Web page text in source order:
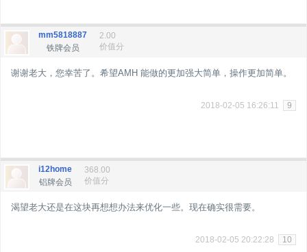
mm5818887
铁牌会员
2.00
价值分
谢谢老大，您幸苦了。希望AMH 能做的更加强大简单，操作更加简单。
2018-02-05 16:26:11 9
i12home
铝牌会员
368.00
价值分
渴望老大还是在这块再想想办法来优化一些。现在确实很需要。
2018-02-05 20:22:28 10